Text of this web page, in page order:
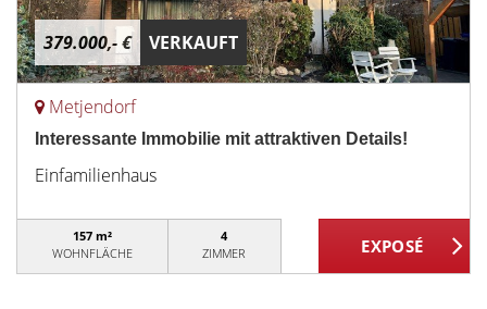
379.000,- € VERKAUFT
Metjendorf
Interessante Immobilie mit attraktiven Details!
Einfamilienhaus
157 m²
WOHNFLÄCHE
4
ZIMMER